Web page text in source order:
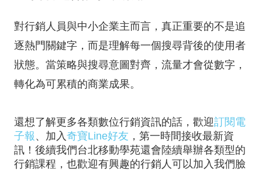
對行銷人員與中小企業主而言，真正重要的不是追
逐熱門關鍵字，而是理解每一個搜尋背後的使用者
狀態。當策略與搜尋意圖對齊，流量才會從數字，
轉化為可累積的商業成果。
還想了解更多各類數位行銷資訊的話，歡迎訂閱電
子報 、加入 奇寶Line好友 ，第一時間接收最新資
訊！後續我們台北移動學苑還會陸續舉辦各類型的
行銷課程，也歡迎有興趣的行銷人可以加入我們臉